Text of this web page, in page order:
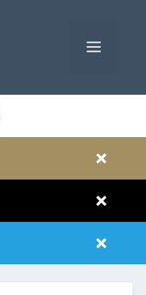
MENÜ
×
×
×